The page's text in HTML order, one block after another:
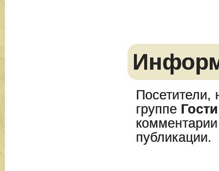
Посетители,
группе Гости
публикации.